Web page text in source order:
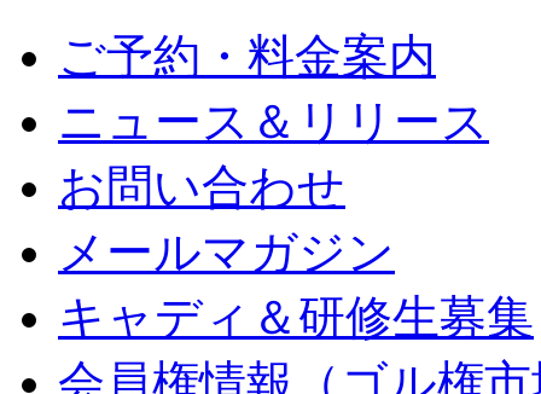
ご予約・料金案内
ニュース＆リリース
お問い合わせ
メールマガジン
キャディ＆研修生募集
会員権情報（ゴル権